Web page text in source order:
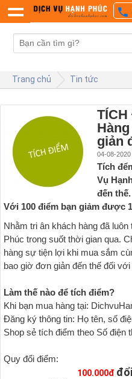
Trang chủ Tin tức
giản
04-08-
Tích
Vụ
đến thế.
Với 100 điểm bạn giảm được
Nhằm tri ân khách hàng đã
Phúc trong suốt thời gian qua.
hàng sự tiện lợi khi mua sắm
bao giờ đơn giản đến thế đối
Làm thế nào để tích điểm?
Khi bạn mua hàng tại:
Đăng ký thông tin: Họ tên, số
Shop sẻ tích điểm theo Số điện
Quy đổi điểm:
100.000đ